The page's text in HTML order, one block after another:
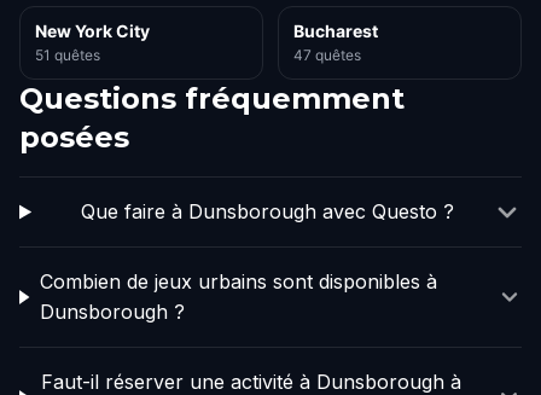
New York City
51 quêtes
Bucharest
47 quêtes
Questions fréquemment
posées
Que faire à Dunsborough avec Questo ?
Combien de jeux urbains sont disponibles à
Dunsborough ?
Faut-il réserver une activité à Dunsborough à